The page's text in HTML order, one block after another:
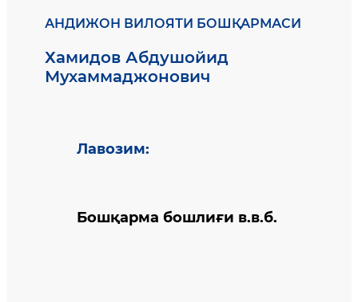
АНДИЖОН ВИЛОЯТИ БОШҚАРМАСИ
Хамидов Абдушойид
Мухаммаджонович
Лавозим:
Бошқарма бошлиғи в.в.б.